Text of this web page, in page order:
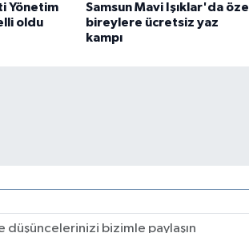
Yönetim
oldu
Samsun Mavi Işıklar'da özel
bireylere ücretsiz yaz
kampı